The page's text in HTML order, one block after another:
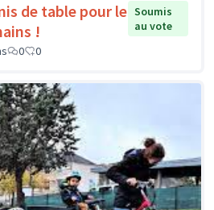
de table pour le
!
Soumis
au vote
0 0